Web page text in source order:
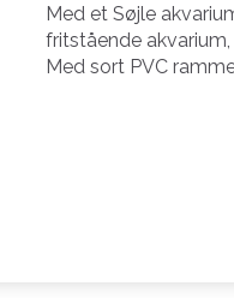
Med et Søjle
fritstående
Med sort PVC